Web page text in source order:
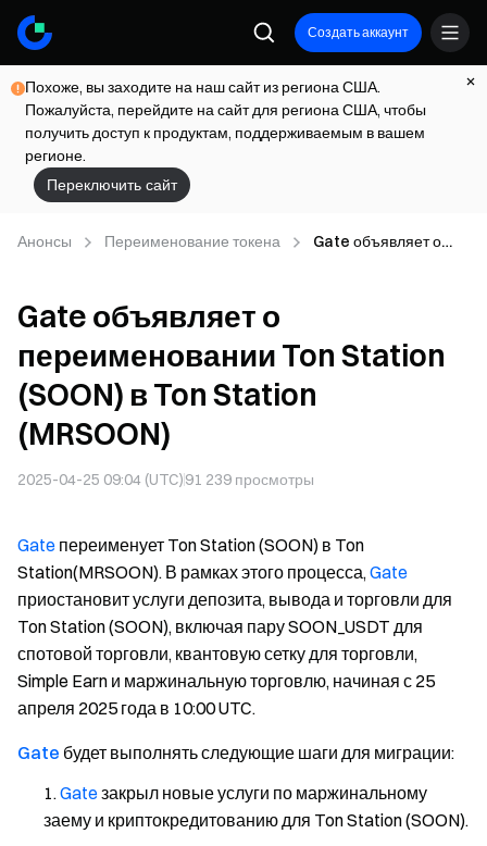
Создать аккаунт
Похоже, вы заходите на наш сайт из региона США.
Пожалуйста, перейдите на сайт для региона США, чтобы
получить доступ к продуктам, поддерживаемым в вашем
регионе.
Переключить сайт
Анонсы Переименование токена
Gate объявляет о
Gate объявляет о
переименовании Ton Station
(SOON) в Ton Station
(MRSOON)
2025-04-25 09:04 (UTC)91 239 просмотры
Gate переименует Ton Station (SOON) в Ton
Station(MRSOON). В рамках этого процесса,Gate
приостановит услуги депозита, вывода и торговли для
Ton Station (SOON), включая пару SOON_USDT для
спотовой торговли, квантовую сетку для торговли,
Simple Earn и маржинальную торговлю, начиная с 25
апреля 2025 года в 10:00 UTC.
Gate будет выполнять следующие шаги для миграции:
Gateзакрыл новые услуги по маржинальному
заему и криптокредитованию для Ton Station (SOON).